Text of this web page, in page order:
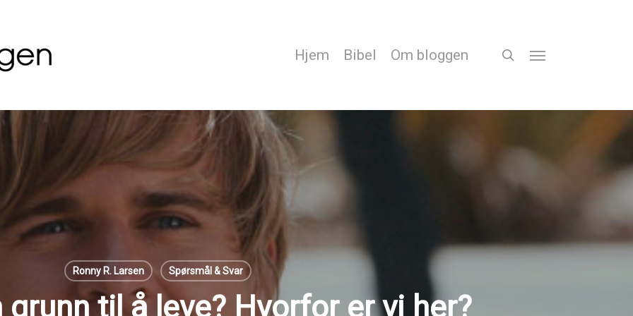
Hjem Bibel Om bloggen search
Menu
Ronny R. Larsen Spørsmål & Svar
grunn til å leve? Hvorfor er vi her?